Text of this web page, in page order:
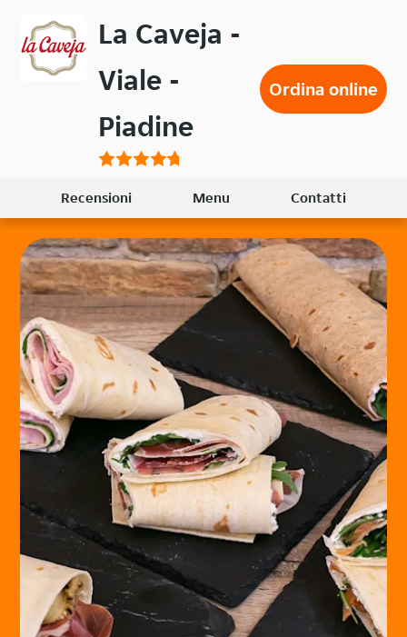
contenuto
principale
La Caveja -
Viale -
Piadine
Ordina online
Recensioni Menu Contatti